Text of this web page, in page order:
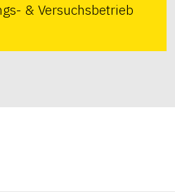
& Versuchsbetrieb